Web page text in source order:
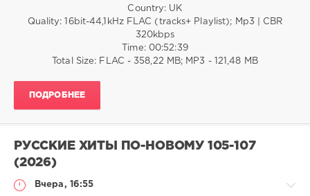
Country: UK
Quality: 16bit-44,1kHz FLAC (tracks+ Playlist); Mp3 | CBR
320kbps
Time: 00:52:39
Total Size: FLAC - 358,22 MB; MP3 - 121,48 MB
ПОДРОБНЕЕ
РУССКИЕ ХИТЫ ПО-НОВОМУ 105-107
(2026)
Вчера, 16:55